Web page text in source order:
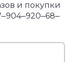
и покупки